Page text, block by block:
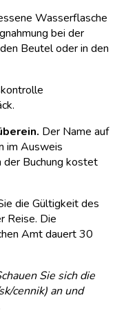
Wasserflasche
bei der
Beutel oder in den
Der Name auf
im Ausweis
der Buchung kostet
die Gültigkeit des
Reise. Die
Amt dauert 30
Sie sich die
cennik) an und